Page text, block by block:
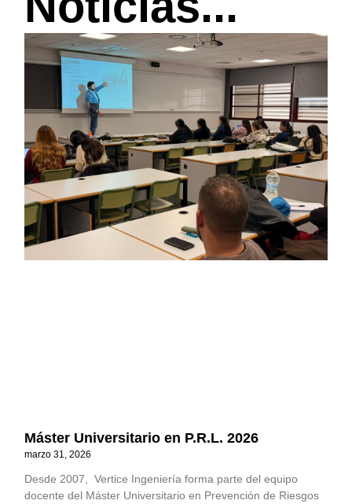
Máster Universitario en P.R.L. 2026
marzo 31, 2026
Desde 2007, Vertice Ingeniería forma parte del equipo
docente del Máster Universitario en Prevención de Riesgos